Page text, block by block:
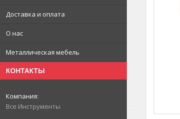
Доставка и оплата
О нас
Металлическая мебель
КОНТАКТЫ
Все Инструменты